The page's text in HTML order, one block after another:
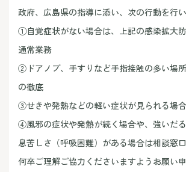
政府、広島県の指導に添い、次の行動を行
①自覚症状がない場合は、上記の感染拡大
通常業務
②ドアノブ、手すりなど手指接触の多い場
の徹底
③せきや発熱などの軽い症状が見られる場
④風邪の症状や発熱が続く場合や、強いだ
息苦しさ（呼吸困難）がある場合は相談窓
何卒ご理解ご協力くださいますようお願い申